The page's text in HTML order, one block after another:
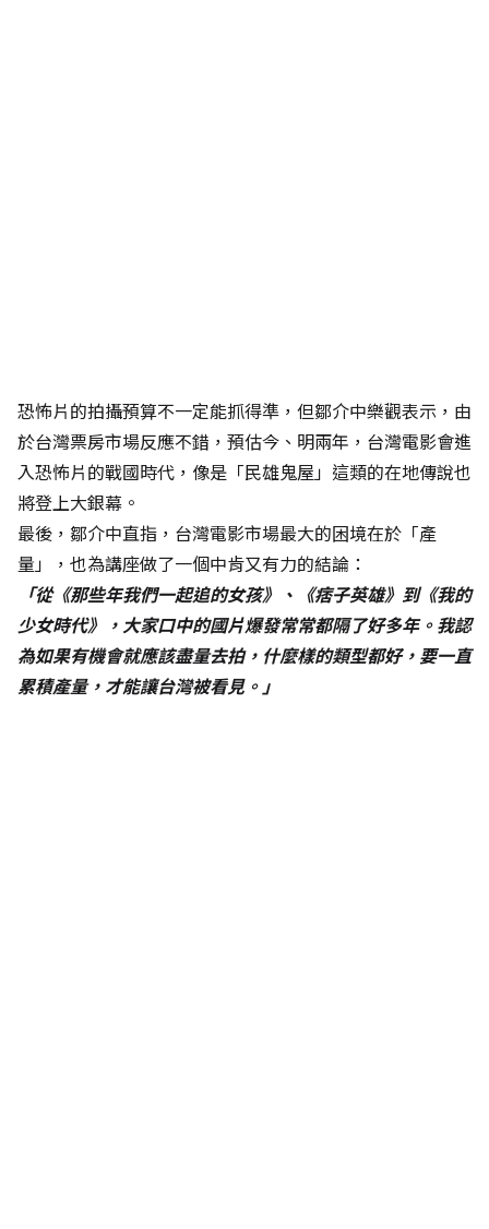
恐怖片的拍攝預算不一定能抓得準，但鄒介中樂觀表示，由
於台灣票房市場反應不錯，預估今、明兩年，台灣電影會進
入恐怖片的戰國時代，像是「民雄鬼屋」這類的在地傳說也
將登上大銀幕。
最後，鄒介中直指，台灣電影市場最大的困境在於「產
量」，也為講座做了一個中肯又有力的結論：
「從《那些年我們一起追的女孩》、《痞子英雄》到《我的
少女時代》，大家口中的國片爆發常常都隔了好多年。我認
為如果有機會就應該盡量去拍，什麼樣的類型都好，要一直
累積產量，才能讓台灣被看見。」